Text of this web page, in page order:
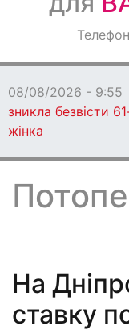
Оголошення
08/08/2026 - 9:53
Гороскоп на 8
2026 року
На
ставку